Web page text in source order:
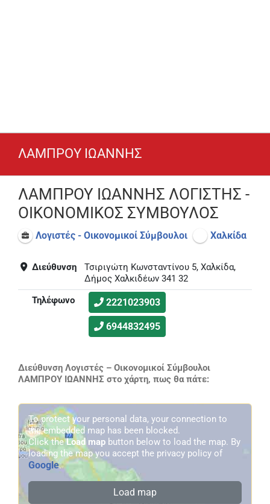
ΛΑΜΠΡΟΥ ΙΩΑΝΝΗΣ
ΛΑΜΠΡΟΥ ΙΩΑΝΝΗΣ ΛΟΓΙΣΤΗΣ -
ΟΙΚΟΝΟΜΙΚΟΣ ΣΥΜΒΟΥΛΟΣ
Λογιστές - Οικονομικοί Σύμβουλοι Χαλκίδα
Διεύθυνση
Τσιριγώτη Κωνσταντίνου 5, Χαλκίδα,
Δήμος Χαλκιδέων 341 32
Τηλέφωνο
2221023903
6944832495
Διεύθυνση Λογιστές – Οικονομικοί Σύμβουλοι
ΛΑΜΠΡΟΥ ΙΩΑΝΝΗΣ στο χάρτη, πως θα πάτε:
To protect your personal data, your connection to
the embedded map has been blocked.
Click theLoad map button below to load the map. By
loading the map you accept the privacy policy of
Google.
Load map